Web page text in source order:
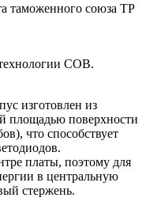
таможенного союза ТР
COB.
изготовлен из
площадью поверхности
что способствует
платы, поэтому для
в центральную
стержень.